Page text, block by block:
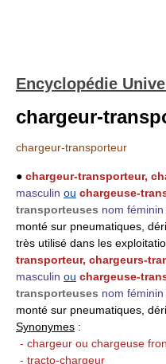
Encyclopédie
chargeur-
chargeur-transporteur
● chargeur-transporteur,
masculin ou chargeuse-
transporteuses nom féminin
monté sur pneumatiques,
très utilisé dans les
transporteur, chargeurs-
masculin ou chargeuse-
transporteuses nom féminin
monté sur pneumatiques,
Synonymes :
- chargeur ou chargeuse
- tracto-chargeur